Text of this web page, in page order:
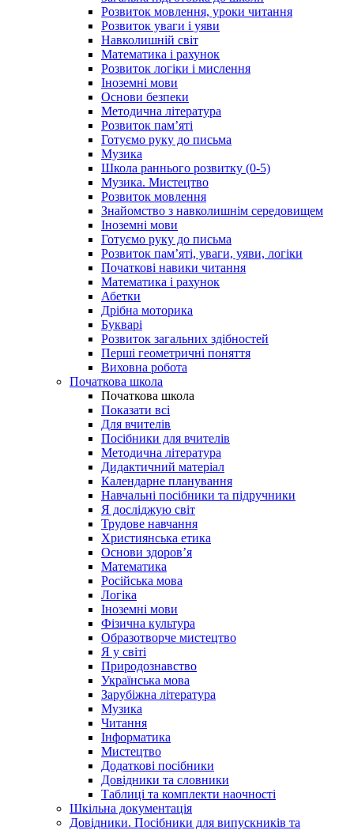
Розвиток мовлення, уроки читання
Розвиток уваги і уяви
Навколишній світ
Математика і рахунок
Розвиток логіки і мислення
Іноземні мови
Основи безпеки
Методична література
Розвиток пам’яті
Готуємо руку до письма
Музика
Школа раннього розвитку (0-5)
Музика. Мистецтво
Розвиток мовлення
Знайомство з навколишнім середовищем
Іноземні мови
Готуємо руку до письма
Розвиток пам’яті, уваги, уяви, логіки
Початкові навики читання
Математика і рахунок
Абетки
Дрібна моторика
Букварі
Розвиток загальних здібностей
Перші геометричні поняття
Виховна робота
Початкова школа
Початкова школа
Показати всі
Для вчителів
Посібники для вчителів
Методична література
Дидактичний матеріал
Календарне планування
Навчальні посібники та підручники
Я досліджую світ
Трудове навчання
Християнська етика
Основи здоров’я
Математика
Російська мова
Логіка
Іноземні мови
Фізична культура
Образотворче мистецтво
Я у світі
Природознавство
Українська мова
Зарубіжна література
Музика
Читання
Інформатика
Мистецтво
Додаткові посібники
Довідники та словники
Таблиці та комплекти наочності
Шкільна документація
Довідники. Посібники для випускників та